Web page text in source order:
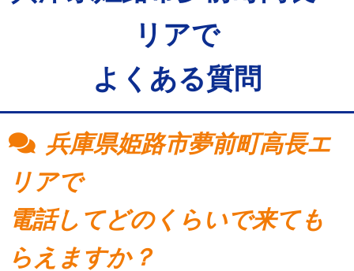
リアで
よくある質問
兵庫県姫路市夢前町高長エ
リアで
電話してどのくらいで来ても
らえますか？